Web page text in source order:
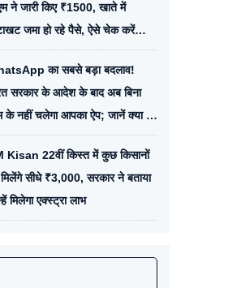
ने जारी किए ₹1500, खाते में
जमा हो रहे पैसे, ऐसे चेक करें
स्टेटस
का सबसे बड़ा बदलाव!
सरकार के आदेश के बाद अब बिना
के नहीं चलेगा आपका ऐप; जानें क्या है
‘SIM Binding’ नियम
Kisan 22वीं किस्त में कुछ किसानों
सीधे ₹3,000, सरकार ने बताया
मिलेगा एक्स्ट्रा लाभ